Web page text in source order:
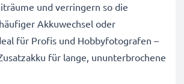
und verringern so die
Akkuwechsel oder
für Profis und Hobbyfotografen –
für lange, ununterbrochene